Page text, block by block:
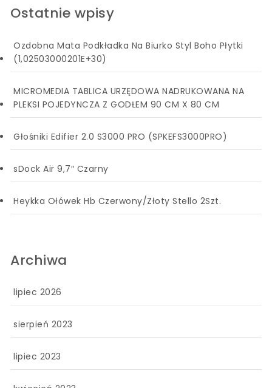
Ostatnie wpisy
Ozdobna Mata Podkładka Na Biurko Styl Boho Płytki
(1,02503000201E+30)
MICROMEDIA TABLICA URZĘDOWA NADRUKOWANA NA
PLEKSI POJEDYNCZA Z GODŁEM 90 CM X 80 CM
Głośniki Edifier 2.0 S3000 PRO (SPKEFS3000PRO)
sDock Air 9,7″ Czarny
Heykka Ołówek Hb Czerwony/Złoty Stello 2Szt.
Archiwa
lipiec 2026
sierpień 2023
lipiec 2023